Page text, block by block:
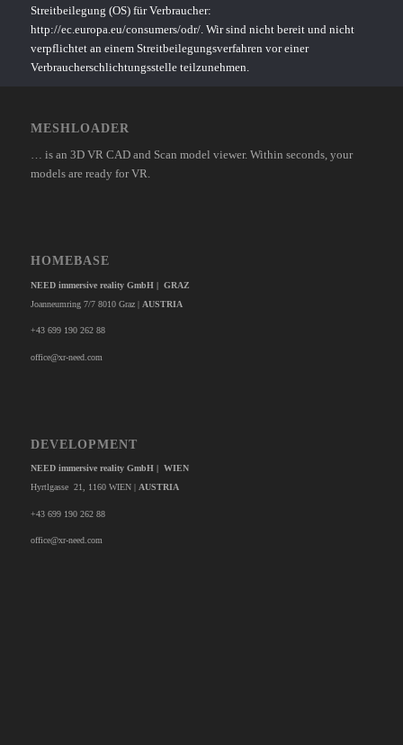
Streitbeilegung (OS) für Verbraucher:
http://ec.europa.eu/consumers/odr/. Wir sind nicht bereit und nicht
verpflichtet an einem Streitbeilegungsverfahren vor einer
Verbraucherschlichtungsstelle teilzunehmen.
MESHLOADER
… is an 3D VR CAD and Scan model viewer. Within seconds, your
models are ready for VR.
HOMEBASE
NEED immersive reality GmbH | GRAZ
Joanneumring 7/7 8010 Graz | AUSTRIA
+43 699 190 262 88
office@xr-need.com
DEVELOPMENT
NEED immersive reality GmbH | WIEN
Hyrtlgasse 21, 1160 WIEN | AUSTRIA
+43 699 190 262 88
office@xr-need.com